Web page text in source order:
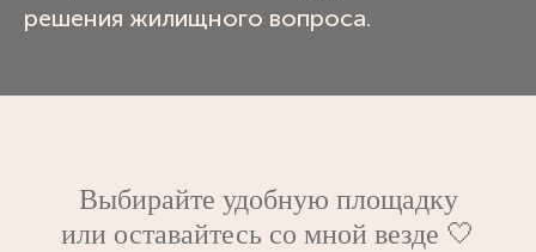
решения жилищного вопроса.
Выбирайте удобную площадку
или оставайтесь со мной везде 🤍